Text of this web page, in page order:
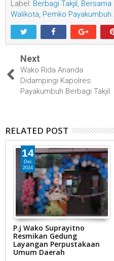
Label: Berbagi Takjil Bersama
Walikota Pemko Payakumbuh.
Next
Wako Rida Ananda
Didampingi Kapolres
Payakumbuh Berbagi Takjil
RELATED POST
14
Dec
2024
P.j Wako Suprayitno
Resmikan Gedung
Layangan Perpustakaan
Umum Daerah